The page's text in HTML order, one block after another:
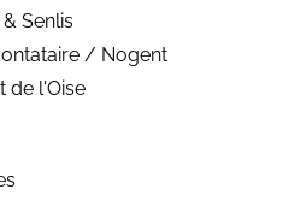
Senlis
/ Nogent
de l'Oise